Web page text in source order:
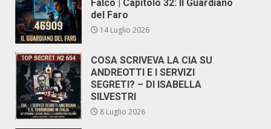
Falco | Capitolo 32: Il Guardiano
del Faro
14 Luglio 2026
COSA SCRIVEVA LA CIA SU
ANDREOTTI E I SERVIZI
SEGRETI? – DI ISABELLA
SILVESTRI
8 Luglio 2026